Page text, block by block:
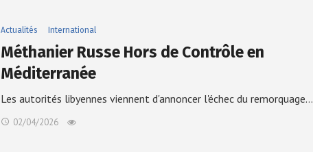
Actualités International
Méthanier Russe Hors de Contrôle en
Méditerranée
Les autorités libyennes viennent d'annoncer l'échec du remorquage…
02/04/2026